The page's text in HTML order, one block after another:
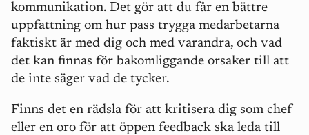
kommunikation. Det gör att du får en bättre
uppfattning om hur pass trygga medarbetarna
faktiskt är med dig och med varandra, och vad
det kan finnas för bakomliggande orsaker till att
de inte säger vad de tycker.
Finns det en rädsla för att kritisera dig som chef
eller en oro för att öppen feedback ska leda till